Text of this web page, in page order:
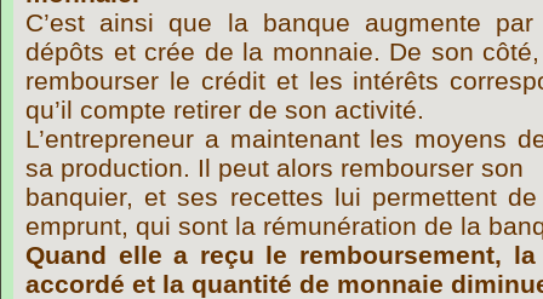
C’est ainsi que la banque augmente
dépôts et crée de la monnaie. De son côté,
rembourser le crédit et les intérêts
qu’il compte retirer de son activité.
L’entrepreneur a maintenant les moyens
sa production. Il peut alors rembourser son
banquier, et ses recettes lui permettent
emprunt, qui sont la rémunération de la
Quand elle a reçu le remboursement,
accordé et la quantité de monnaie